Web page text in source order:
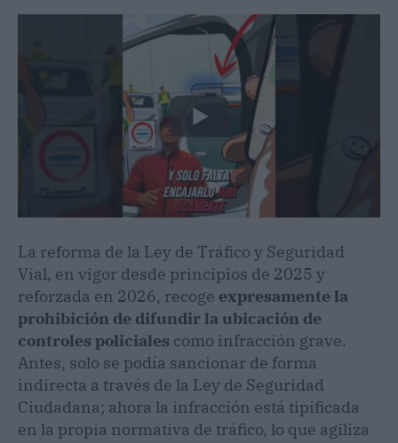
La reforma de la Ley de Tráfico y Seguridad
Vial, en vigor desde principios de 2025 y
reforzada en 2026, recoge expresamente la
prohibición de difundir la ubicación de
controles policiales como infracción grave.
Antes, solo se podía sancionar de forma
indirecta a través de la Ley de Seguridad
Ciudadana; ahora la infracción está tipificada
en la propia normativa de tráfico, lo que agiliza